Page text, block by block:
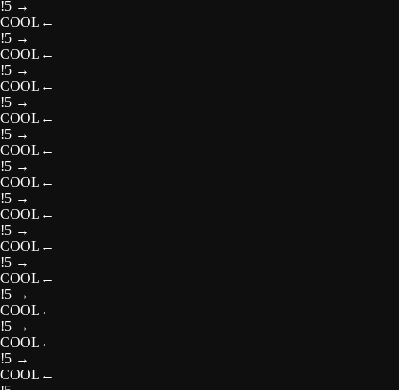
!5 →
COOL ←
!5 →
COOL ←
!5 →
COOL ←
!5 →
COOL ←
!5 →
COOL ←
!5 →
COOL ←
!5 →
COOL ←
!5 →
COOL ←
!5 →
COOL ←
!5 →
COOL ←
!5 →
COOL ←
!5 →
COOL ←